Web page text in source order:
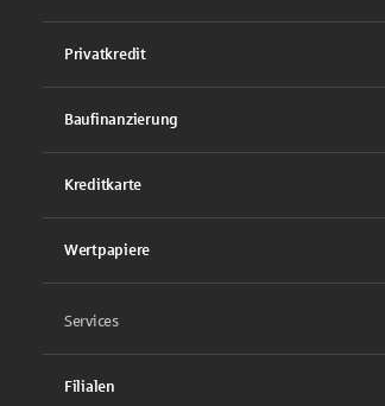
Privatkredit
Baufinanzierung
Kreditkarte
Wertpapiere
Services
Filialen